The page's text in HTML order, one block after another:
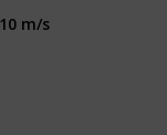
m/s